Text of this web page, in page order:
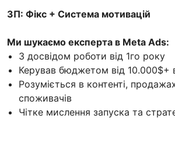
ЗП: Фікс + Система мотивацій
Ми шукаємо експерта в Meta Ads:
З досвідом роботи від 1го року
Керував бюджетом від 10.000$+
Розуміється в контенті,
споживачів
Чітке мислення запуска та